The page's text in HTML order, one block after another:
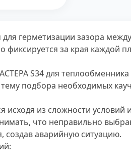
герметизации зазора
за края каждой
S34 для
подбора необходимых
из сложности
что неправильно
создав аварийную ситуацию.